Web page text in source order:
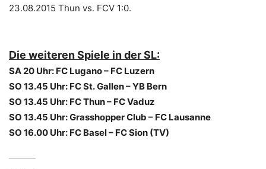
23.08.2015 Thun vs. FCV 1:0.
Die weiteren Spiele in der SL:
SA 20 Uhr: FC Lugano – FC Luzern
SO 13.45 Uhr: FC St. Gallen – YB Bern
SO 13.45 Uhr: FC Thun – FC Vaduz
SO 13.45 Uhr: Grasshopper Club – FC Lausanne
SO 16.00 Uhr: FC Basel – FC Sion (TV)